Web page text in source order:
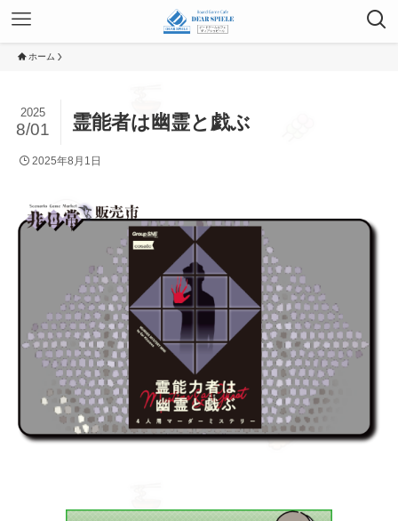
ホーム
霊能者は幽霊と戯ぶ
2025
8/01
2025年8月1日